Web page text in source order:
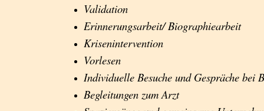
Validation
Erinnerungsarbeit/ Biographiearbeit
Krisenintervention
Vorlesen
Individuelle Besuche und Gespräche bei
Begleitungen zum Arzt